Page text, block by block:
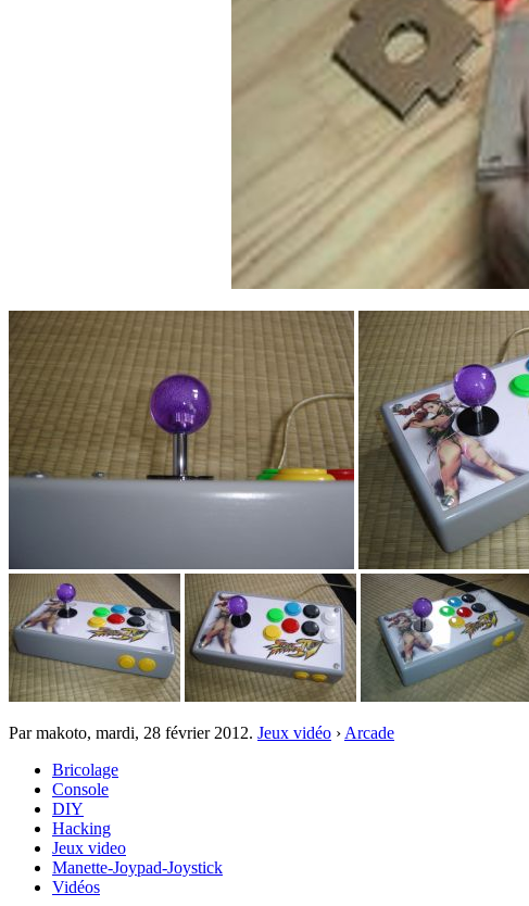
Par makoto, mardi, 28 février 2012. Jeux vidéo › Arcade
Bricolage
Console
DIY
Hacking
Jeux video
Manette-Joypad-Joystick
Vidéos